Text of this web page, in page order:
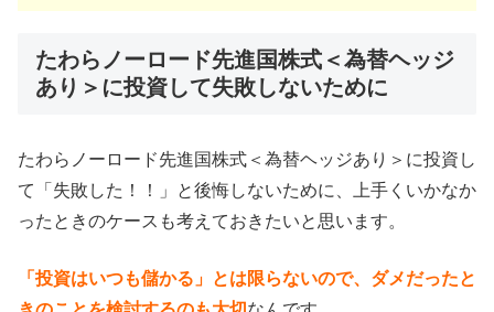
たわらノーロード先進国株式＜為替ヘッジ
あり＞に投資して失敗しないために
たわらノーロード先進国株式＜為替ヘッジあり＞に投資し
て「失敗した！！」と後悔しないために、上手くいかなか
ったときのケースも考えておきたいと思います。
「投資はいつも儲かる」とは限らないので、ダメだったと